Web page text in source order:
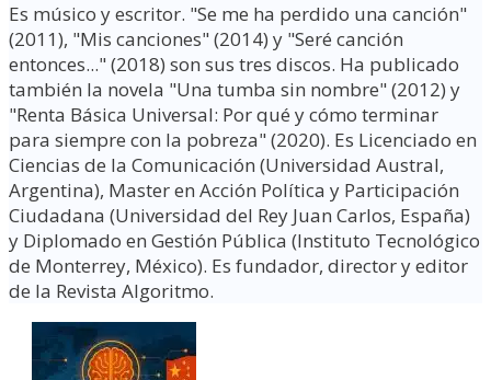
Es músico y escritor. "Se me ha perdido una canción"
(2011), "Mis canciones" (2014) y "Seré canción
entonces..." (2018) son sus tres discos. Ha publicado
también la novela "Una tumba sin nombre" (2012) y
"Renta Básica Universal: Por qué y cómo terminar
para siempre con la pobreza" (2020). Es Licenciado en
Ciencias de la Comunicación (Universidad Austral,
Argentina), Master en Acción Política y Participación
Ciudadana (Universidad del Rey Juan Carlos, España)
y Diplomado en Gestión Pública (Instituto Tecnológico
de Monterrey, México). Es fundador, director y editor
de la Revista Algoritmo.